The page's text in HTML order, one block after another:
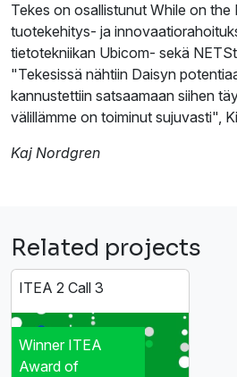
Tekes on osallistunut While on
tuotekehitys- ja
tietotekniikan Ubicom- sekä
"Tekesissä nähtiin Daisyn
kannustettiin satsaamaan siihen
välillämme on toiminut sujuvasti",
Kaj Nordgren
Related projects
ITEA 2 Call 3
Winner ITEA
Award of